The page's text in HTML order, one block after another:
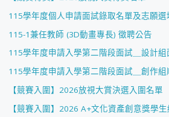
115學年度個人申請面試錄取名單及志願選
115-1兼任教師 (3D動畫專長) 徵聘公告
115學年度申請入學第二階段面試＿設計
115學年度申請入學第二階段面試＿創作組
【競賽入圍】2026放視大賞決選入圍名單
【競賽入圍】2026 A+文化資產創意獎學